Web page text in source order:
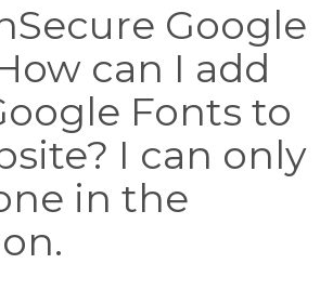
Google
can I add
Fonts to
I can only
in the